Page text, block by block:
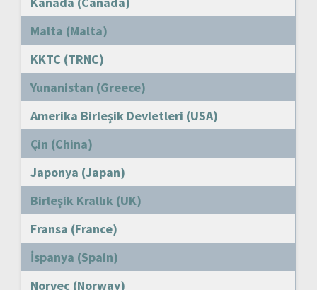
Malta (Malta)
KKTC (TRNC)
Yunanistan (Greece)
Amerika Birleşik Devletleri (USA)
Çin (China)
Japonya (Japan)
Birleşik Krallık (UK)
Fransa (France)
İspanya (Spain)
Norveç (Norway)